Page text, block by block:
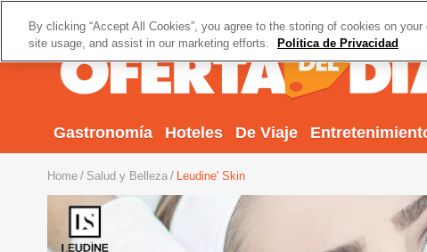
Gastronomía Hoteles De Viaje
Home Salud y Belleza Leudine' Skin
By clicking “Accept All Cookies”, you agree to the storing of cookies on
site usage, and assist in our marketing efforts.
Politica de Privacidad